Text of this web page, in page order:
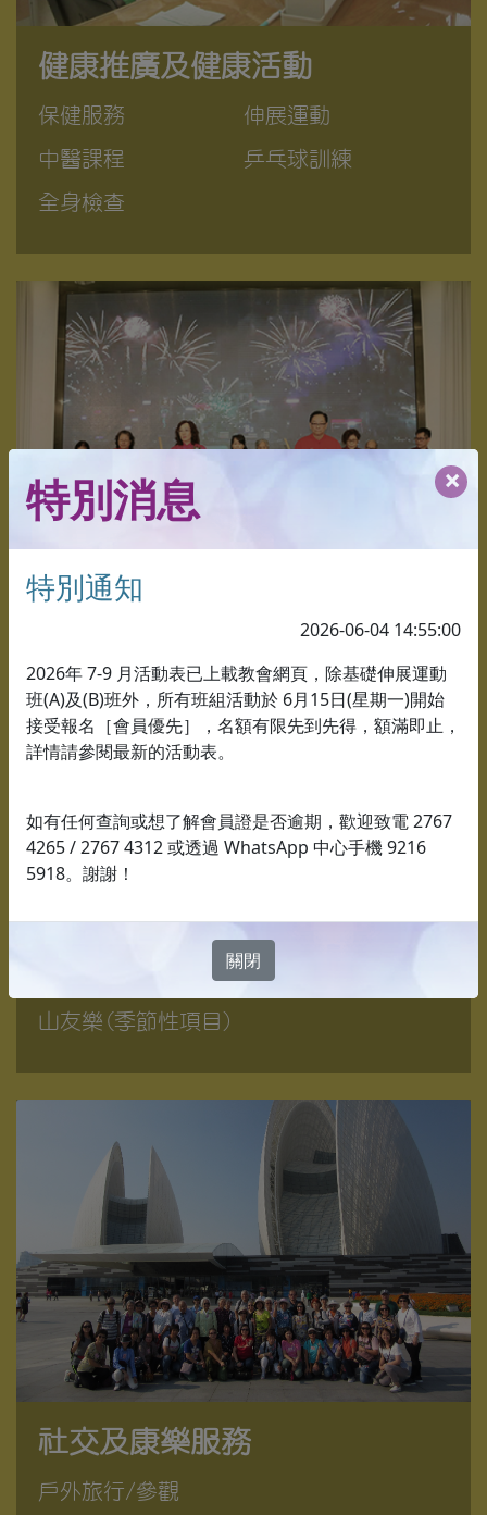
健康推廣及健康活動
保健服務
中醫課程
全身檢查
伸展運動
乒乓球訓練
教育發展及興趣班組
鼓令操組
甜品糕點組
耆壯聲樂班
花藝班
山友樂(季節性項目)
社交及康樂服務
戶外旅行/參觀
特別消息 ×
特別通知
2026-06-04 14:55:00
2026年 7-9 月活動表已上載教會網頁，除基礎伸展運動
班(A)及(B)班外，所有班組活動於 6月15日(星期一)開始
接受報名［會員優先］，名額有限先到先得，額滿即止，
詳情請參閱最新的活動表。
如有任何查詢或想了解會員證是否逾期，歡迎致電 2767
4265 / 2767 4312 或透過 WhatsApp 中心手機 9216
5918。謝謝！
關閉